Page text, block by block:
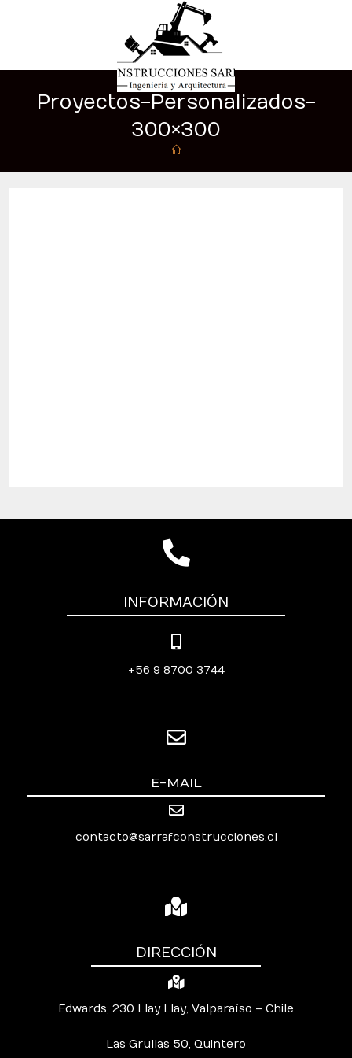
Proyectos-Personalizados-
300×300
INFORMACIÓN
+56 9 8700 3744
E-MAIL
contacto@sarrafconstrucciones.cl
DIRECCIÓN
Edwards, 230 Llay Llay, Valparaíso – Chile
Las Grullas 50, Quintero